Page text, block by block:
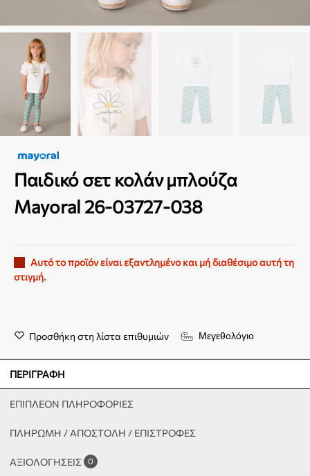
Παιδικό σετ κολάν μπλούζα
Mayoral 26-03727-038
Αυτό το προϊόν είναι εξαντλημένο και μή διαθέσιμο αυτή τη
στιγμή.
Προσθήκη στη λίστα επιθυμιών Μεγεθολόγιο
ΠΕΡΙΓΡΑΦΉ
ΕΠΙΠΛΈΟΝ ΠΛΗΡΟΦΟΡΊΕΣ
ΠΛΗΡΩΜΗ / ΑΠΟΣΤΟΛΗ / ΕΠΙΣΤΡΟΦΕΣ
ΑΞΙΟΛΟΓΉΣΕΙΣ 0